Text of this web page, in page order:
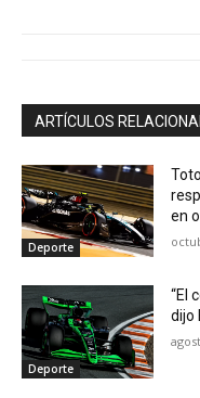
ARTÍCULOS
Deporte
en
Deporte
“El
dijo